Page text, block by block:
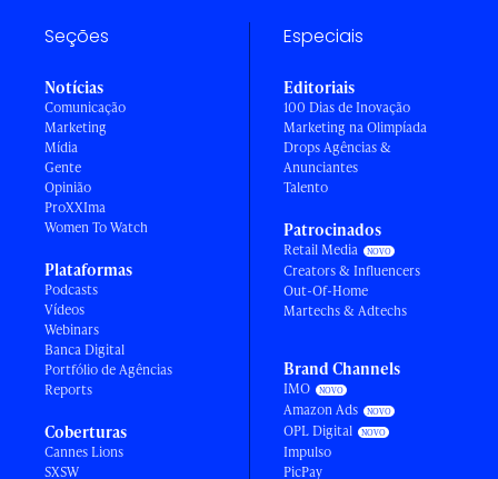
Seções
Notícias
Comunicação
Marketing
Mídia
Gente
Opinião
ProXXIma
Women To Watch
Plataformas
Podcasts
Vídeos
Webinars
Banca Digital
Portfólio de Agências
Reports
Coberturas
Cannes Lions
SXSW
Especiais
Editoriais
100 Dias de Inovação
Marketing na Olimpíada
Drops Agências &
Anunciantes
Talento
Patrocinados
Retail Media
Creators & Influencers
Out-Of-Home
Martechs & Adtechs
Brand Channels
IMO
Amazon Ads
OPL Digital
Impulso
PicPay